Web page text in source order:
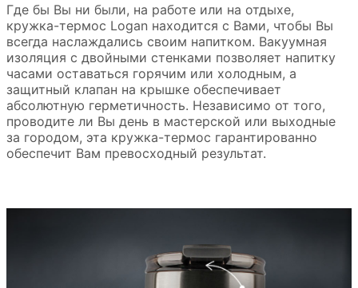
Где бы Вы ни были, на работе или на отдыхе,
кружка-термос Logan находится с Вами, чтобы Вы
всегда наслаждались своим напитком. Вакуумная
изоляция с двойными стенками позволяет напитку
часами оставаться горячим или холодным, а
защитный клапан на крышке обеспечивает
абсолютную герметичность. Независимо от того,
проводите ли Вы день в мастерской или выходные
за городом, эта кружка-термос гарантированно
обеспечит Вам превосходный результат.